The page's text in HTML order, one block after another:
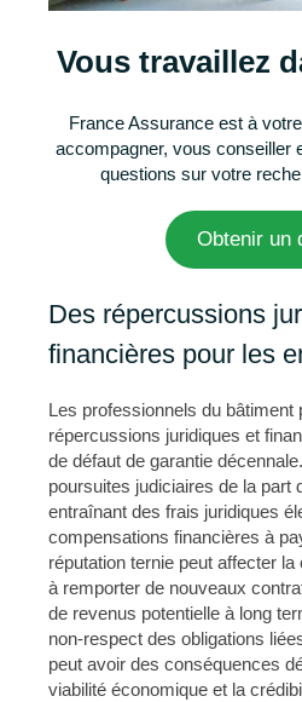
Vous travaillez
France Assurance est à
accompagner, vous conseiller
questions sur votre
Obtenir un
Des répercussions
financières pour les
Les professionnels du bâtiment
répercussions juridiques et
de défaut de garantie
poursuites judiciaires de la part
entraînant des frais juridiques
compensations financières à
réputation ternie peut affecter
à remporter de nouveaux
de revenus potentielle à long
non-respect des obligations
peut avoir des conséquences
viabilité économique et la